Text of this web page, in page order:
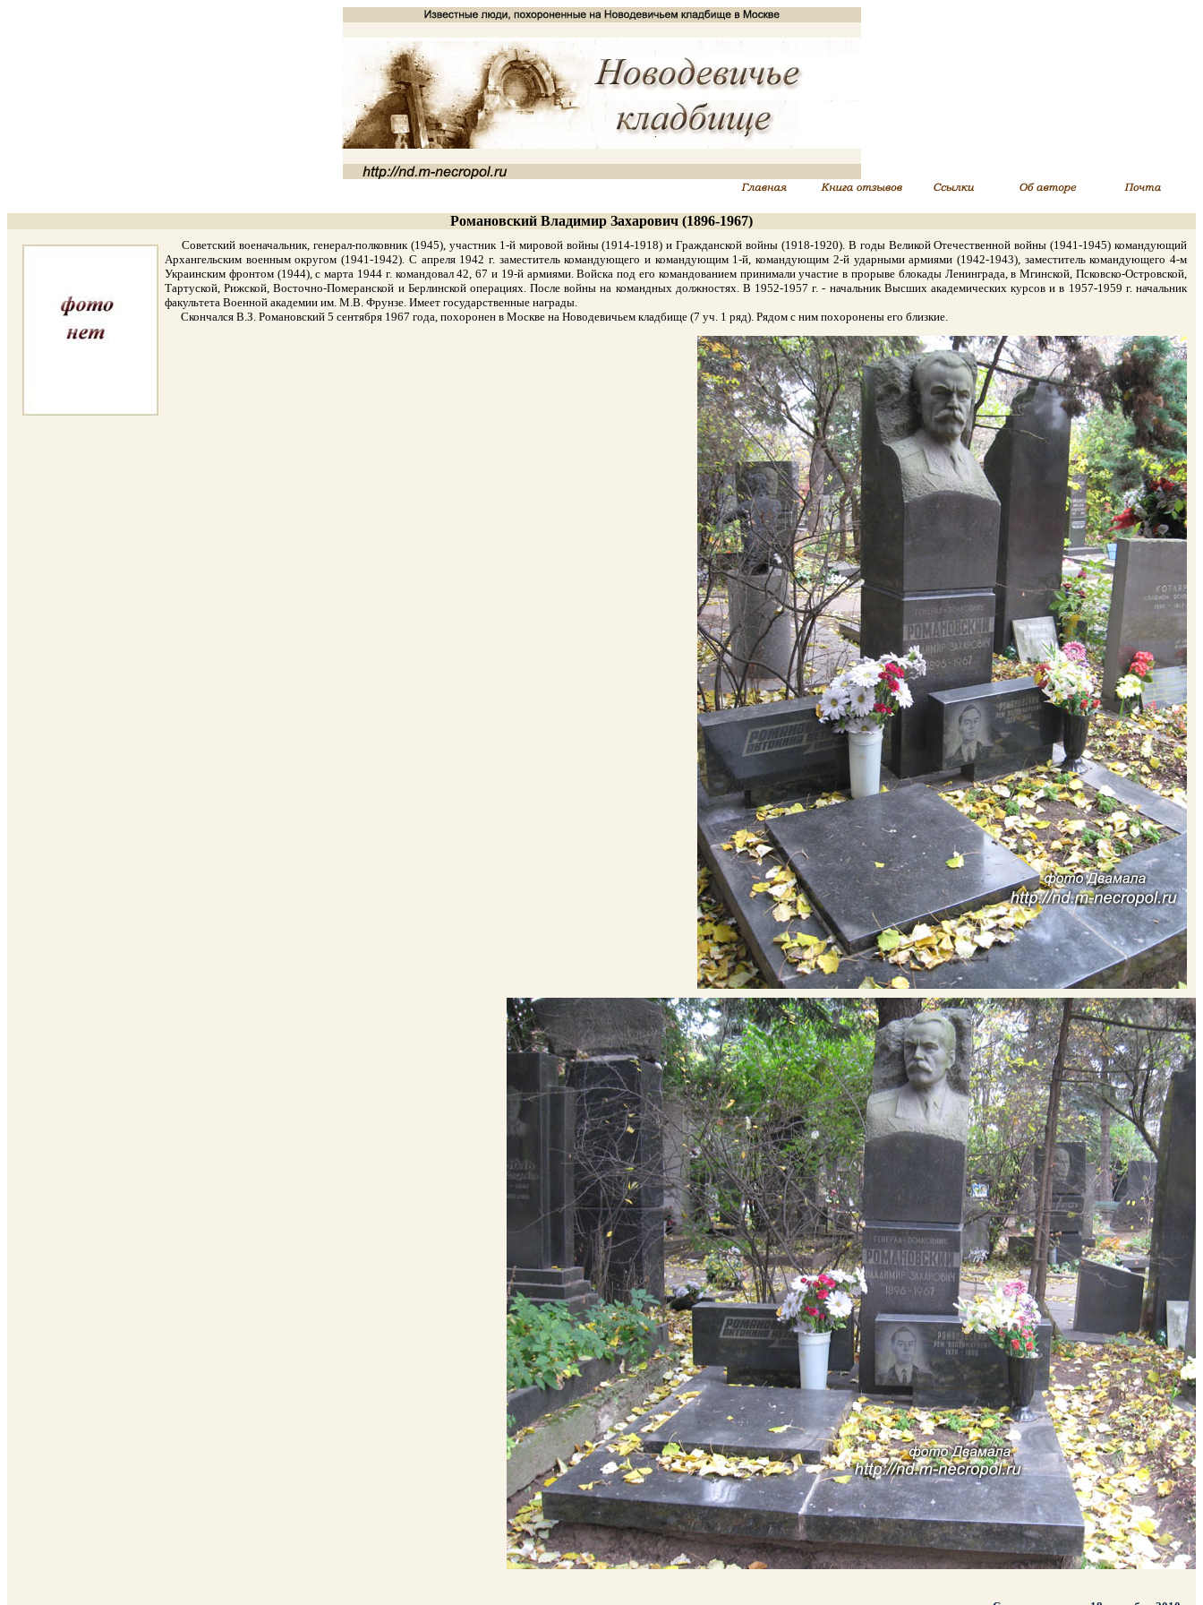
Романовский Владимир Захарович (1896-1967)
Советский военачальник, генерал-полковник (1945), участник 1-й мировой войны (1914-1918) и Гражданской войны (1918-1920). В годы Великой Отечественной войны (1941-1945) командующий
Архангельским военным округом (1941-1942). С апреля 1942 г. заместитель командующего и командующим 1-й, командующим 2-й ударными армиями (1942-1943), заместитель командующего 4-м
Украинским фронтом (1944), с марта 1944 г. командовал 42, 67 и 19-й армиями. Войска под его командованием принимали участие в прорыве блокады Ленинграда, в Мгинской, Псковско-Островской,
Тартуской, Рижской, Восточно-Померанской и Берлинской операциях. После войны на командных должностях. В 1952-1957 г. - начальник Высших академических курсов и в 1957-1959 г. начальник
факультета Военной академии им. М.В. Фрунзе. Имеет государственные награды.
Скончался В.З. Романовский 5 сентября 1967 года, похоронен в Москве на Новодевичьем кладбище (7 уч. 1 ряд). Рядом с ним похоронены его близкие.